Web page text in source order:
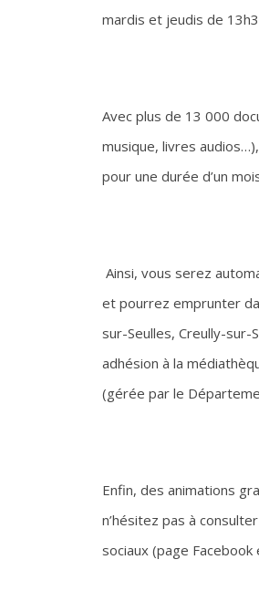
mardis et jeudis de
Avec plus de 13 000
musique, livres
pour une durée d’un
Ainsi, vous serez
et pourrez emprunter
sur-Seulles, Creully-
adhésion à la
(gérée par le
Enfin, des animations
n’hésitez pas à
sociaux (page